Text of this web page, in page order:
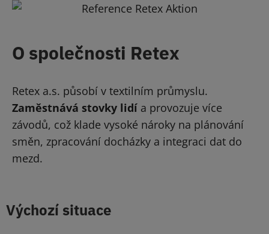
O společnosti Retex
Retex a.s. působí v textilním průmyslu.
Zaměstnává stovky lidí a provozuje více
závodů, což klade vysoké nároky na plánování
směn, zpracování docházky a integraci dat do
mezd.
Výchozí situace